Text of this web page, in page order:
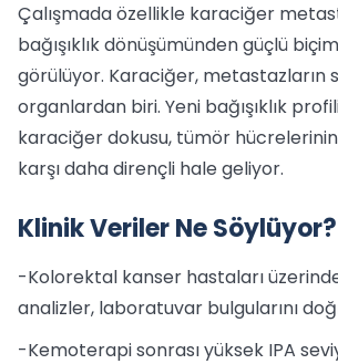
Çalışmada özellikle karaciğer
bağışıklık dönüşümünden güçlü
görülüyor. Karaciğer, metastazların
organlardan biri. Yeni bağışıklık
karaciğer dokusu, tümör
karşı daha dirençli hale geliyor.
Klinik Veriler Ne Söylüyor?
-Kolorektal kanser hastaları
analizler, laboratuvar bulgularını
-Kemoterapi sonrası yüksek IPA